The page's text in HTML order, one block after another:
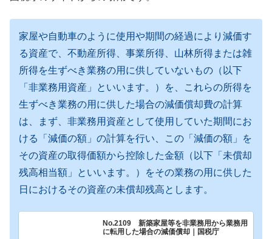
家屋や自動車のように使用や期間の経過により減価す
る資産で、不動産所得、事業所得、山林所得または雑
所得を生ずべき業務の用に供していないもの（以下
「非業務用資産」といいます。）を、これらの所得を
生ずべき業務の用に供した場合の減価償却費の計算
は、まず、非業務用資産として使用していた期間にお
ける「減価の額」の計算を行い、この「減価の額」を
その資産の取得価額から控除した金額（以下「未償却
残高相当額」といいます。）をその業務の用に供した
日におけるその資産の未償却残高とします。
No.2109 新築家屋等を非業務用から業務用
に転用した場合の減価償却｜国税庁